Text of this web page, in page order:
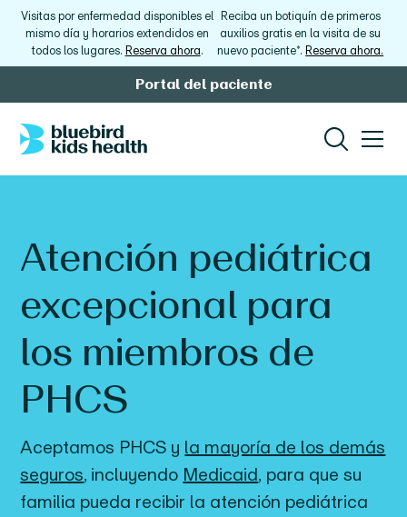
Visitas por enfermedad disponibles el
mismo día y horarios extendidos en
todos los lugares. Reserva ahora.
Reciba un botiquín de primeros
auxilios gratis en la visita de su
nuevo paciente*. Reserva ahora.
Portal del paciente
Atención pediátrica
excepcional para
los miembros de
PHCS
Aceptamos PHCS y la mayoría de los demás
seguros, incluyendo Medicaid, para que su
familia pueda recibir la atención pediátrica